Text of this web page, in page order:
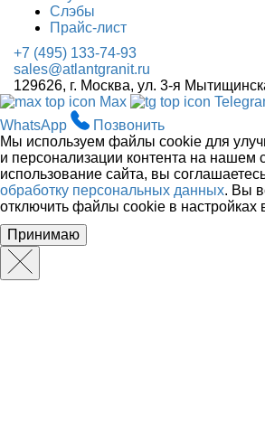
Слэбы
Прайс-лист
+7 (495) 133-74-93
sales@atlantgranit.ru
129626, г. Москва, ул. 3-я
Max
WhatsApp
Позвонить
Мы используем файлы cookie для
и персонализации контента на нашем
использование сайта, вы
обработку персональных данных. Вы
отключить файлы cookie в настройках
Принимаю